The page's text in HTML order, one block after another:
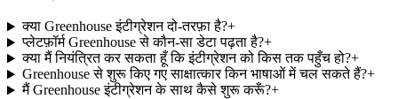
क्या Greenhouse इंटीग्रेशन दो‑तरफ़ा है?+
प्लेटफ़ॉर्म Greenhouse से कौन‑सा डेटा पढ़ता है?+
क्या मैं नियंत्रित कर सकता हूँ कि इंटीग्रेशन को किस तक पहुँच हो?+
Greenhouse से शुरू किए गए साक्षात्कार किन भाषाओं में चल सकते हैं?+
मैं Greenhouse इंटीग्रेशन के साथ कैसे शुरू करूँ?+